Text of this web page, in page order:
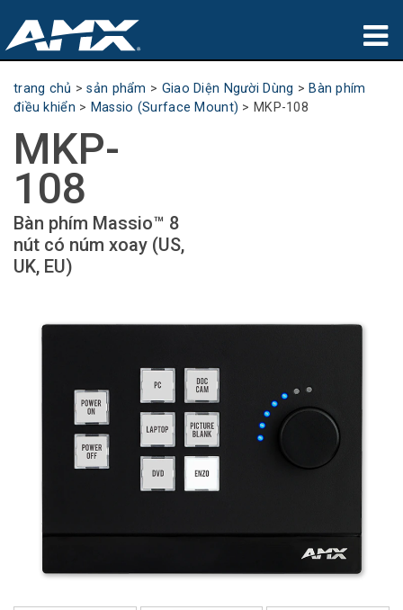
sản phẩm
Partners
nơi mua
đào tạo
Giới thiệu
Ngôn ngữ/Khu vực
trang chủ >sản phẩm > Giao Diện Người Dùng > Bàn phím
điều khiển > Massio (Surface Mount) > MKP-108
MKP-
108
Bàn phím Massio™ 8
nút có núm xoay (US,
UK, EU)